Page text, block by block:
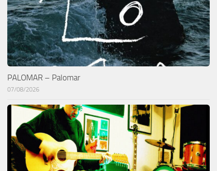
PALOMAR – Palomar
07/08/2026